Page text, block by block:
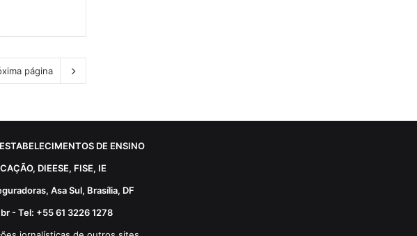
página
DE ENSINO
DIEESE, FISE, IE
Asa Sul, Brasília, DF
- Tel: +55 61 3226 1278